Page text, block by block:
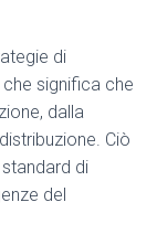
di
significa che
dalla
Ciò
di
del